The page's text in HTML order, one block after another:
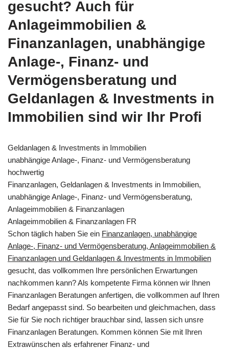
gesucht? Auch für
Anlageimmobilien &
Finanzanlagen, unabhängige
Anlage-, Finanz- und
Vermögensberatung und
Geldanlagen & Investments in
Immobilien sind wir Ihr Profi
Geldanlagen & Investments in Immobilien
unabhängige Anlage-, Finanz- und Vermögensberatung
hochwertig
Finanzanlagen, Geldanlagen & Investments in Immobilien,
unabhängige Anlage-, Finanz- und Vermögensberatung,
Anlageimmobilien & Finanzanlagen
Anlageimmobilien & Finanzanlagen FR
Schon täglich haben Sie ein Finanzanlagen, unabhängige
Anlage-, Finanz- und Vermögensberatung, Anlageimmobilien &
Finanzanlagen und Geldanlagen & Investments in Immobilien
gesucht, das vollkommen Ihre persönlichen Erwartungen
nachkommen kann? Als kompetente Firma können wir Ihnen
Finanzanlagen Beratungen anfertigen, die vollkommen auf Ihren
Bedarf angepasst sind. So bearbeiten und gleichmachen, dass
Sie für Sie noch richtiger brauchbar sind, lassen sich unsre
Finanzanlagen Beratungen. Kommen können Sie mit Ihren
Extrawünschen als erfahrener Finanz- und